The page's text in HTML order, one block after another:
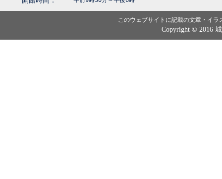
このウェブサイトに記載の文章・イ
Copyright © 2016